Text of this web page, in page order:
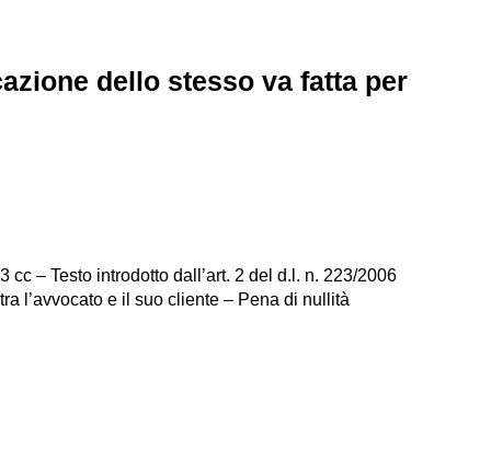
dello stesso va fatta per
– Testo introdotto dall’art. 2 del d.l. n. 223/2006
l’avvocato e il suo cliente – Pena di nullità